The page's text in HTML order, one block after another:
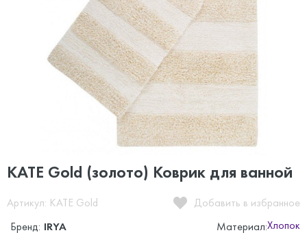
KATE Gold (золото) Коврик для ванной
Артикул: KATE Gold
Добавить в избранное
Бренд: IRYA Материал:Хлопок